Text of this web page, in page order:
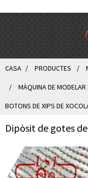
CASA PRODUCTES
MÀQUINA DE MODELAR
BOTONS DE XIPS DE
Dipòsit de gotes